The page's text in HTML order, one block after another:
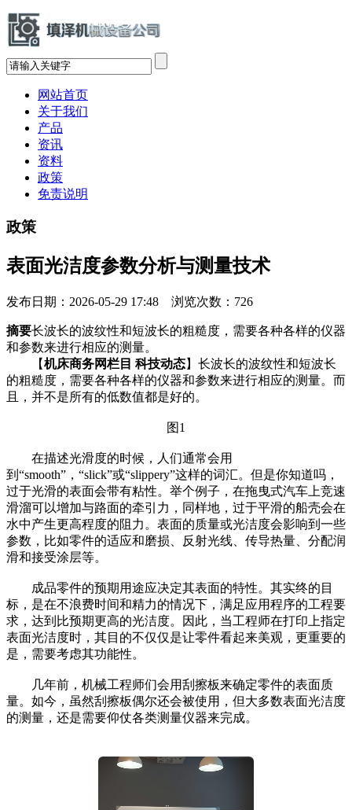
网站首页
关于我们
产品
资讯
资料
政策
免责说明
政策
表面光洁度参数分析与测量技术
发布日期：2026-05-29 17:48 浏览次数： 726
摘要长波长的波纹性和短波长的粗糙度，需要各种各样的仪器
和参数来进行相应的测量。
【机床商务网栏目 科技动态】长波长的波纹性和短波长
的粗糙度，需要各种各样的仪器和参数来进行相应的测量。而
且，并不是所有的低数值都是好的。
图1
在描述光滑度的时候，人们通常会用
到“smooth”，“slick”或“slippery”这样的词汇。但是你知道吗，
过于光滑的表面会带有粘性。举个例子，在拖曳式汽车上竞速
滑溜可以增加与路面的牵引力，同样地，过于平滑的船壳会在
水中产生更高程度的阻力。表面的质量或光洁度会影响到一些
参数，比如零件的适应和磨损、反射光线、传导热量、分配润
滑和接受涂层等。
成品零件的预期用途应决定其表面的特性。其实终的目
标，是在不浪费时间和精力的情况下，满足应用程序的工程要
求，达到比预期更高的光洁度。因此，当工程师在打印上指定
表面光洁度时，其目的不仅仅是让零件看起来美观，更重要的
是，需要考虑其功能性。
几年前，机械工程师们会用刮擦板来确定零件的表面质
量。如今，虽然刮擦板偶尔还会被使用，但大多数表面光洁度
的测量，还是需要仰仗各类测量仪器来完成。